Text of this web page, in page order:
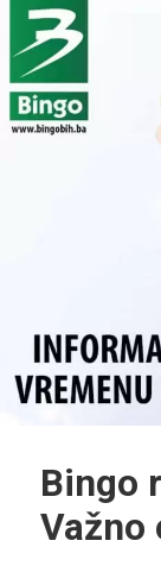
Bingo
Važno